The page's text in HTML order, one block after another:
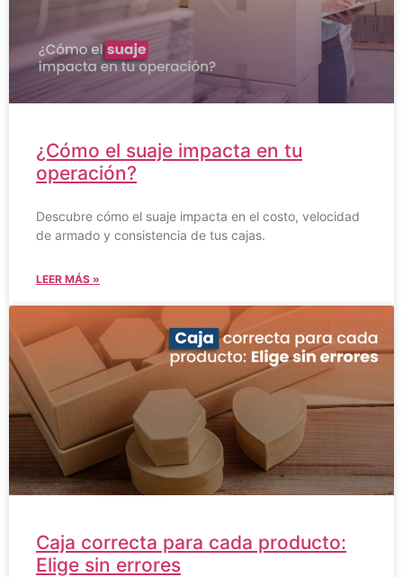
¿Cómo el suaje impacta en tu
operación?
Descubre cómo el suaje impacta en el costo, velocidad
de armado y consistencia de tus cajas.
LEER MÁS »
Caja correcta para cada producto:
Elige sin errores